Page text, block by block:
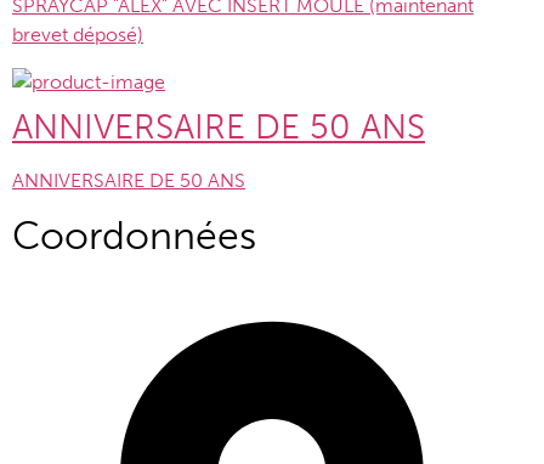
SPRAYCAP "ALEX" AVEC INSERT MOULÉ (maintenant
brevet déposé)
ANNIVERSAIRE DE 50 ANS
ANNIVERSAIRE DE 50 ANS
Coordonnées